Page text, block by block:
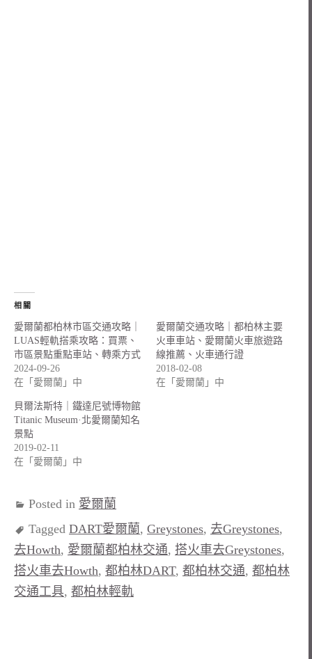
相關
愛爾蘭都柏林市區交通攻略｜
LUAS輕軌搭乘攻略：買票、
市區景點重點車站、轉乘方式
2024-09-26
在「愛爾蘭」中
愛爾蘭交通攻略｜都柏林主要
火車車站、愛爾蘭火車旅遊路
線推薦、火車通行證
2018-02-08
在「愛爾蘭」中
貝爾法斯特｜鐵達尼號博物館
Titanic Museum·北愛爾蘭知名
景點
2019-02-11
在「愛爾蘭」中
Posted in 愛爾蘭
Tagged DART愛爾蘭, Greystones, 去Greystones,
去Howth, 愛爾蘭都柏林交通, 搭火車去Greystones,
搭火車去Howth, 都柏林DART, 都柏林交通, 都柏林
交通工具, 都柏林輕軌